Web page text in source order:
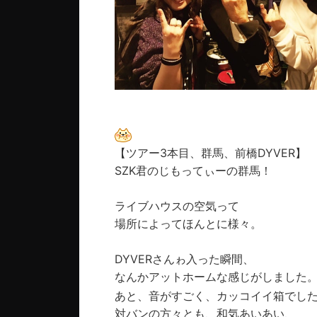
【ツアー3本目、群馬、前橋DYVER】
SZK君のじもってぃーの群馬！
ライブハウスの空気って
場所によってほんとに様々。
DYVERさんゎ入った瞬間、
なんかアットホームな感じがしました
あと、音がすごく、カッコイイ箱でし
対バンの方々とも、和気あいあい、